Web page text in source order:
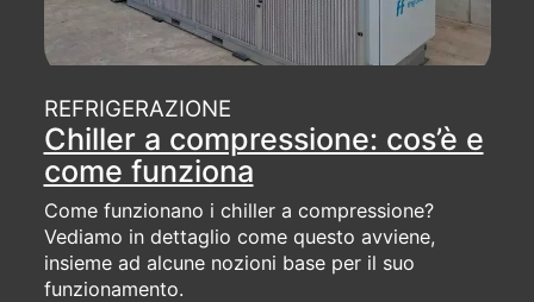
REFRIGERAZIONE
Chiller a compressione: cos’è e
come funziona
Come funzionano i chiller a compressione?
Vediamo in dettaglio come questo avviene,
insieme ad alcune nozioni base per il suo
funzionamento.